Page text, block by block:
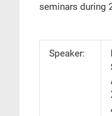
seminars during
Speaker: